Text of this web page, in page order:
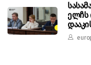
ელჩს